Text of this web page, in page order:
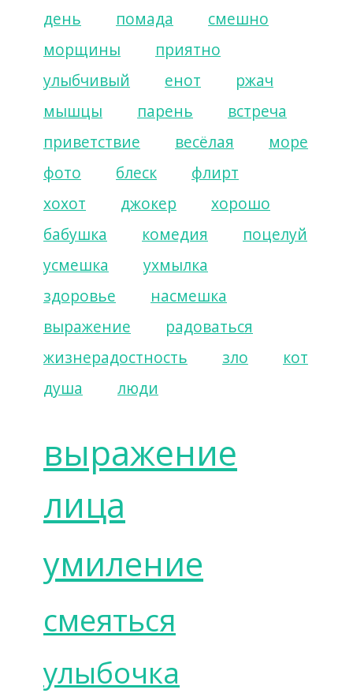
день
помада
смешно
морщины
приятно
улыбчивый
енот
ржач
мышцы
парень
встреча
приветствие
весёлая
море
фото
блеск
флирт
хохот
джокер
хорошо
бабушка
комедия
поцелуй
усмешка
ухмылка
здоровье
насмешка
выражение
радоваться
жизнерадостность
зло
кот
душа
люди
выражение
лица
умиление
смеяться
улыбочка